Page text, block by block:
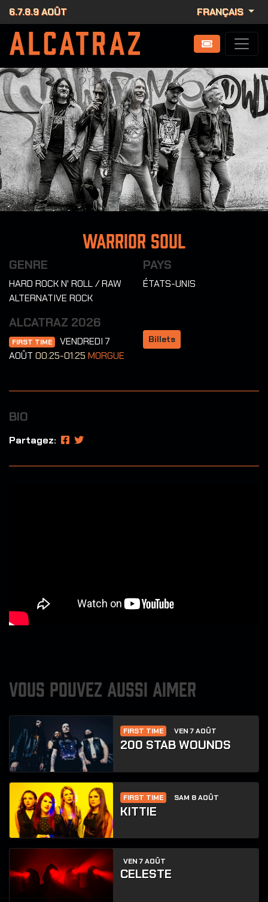
6.7.8.9 AOÛT FRANÇAIS
Warrior Soul
GENRE
HARD ROCK N' ROLL / RAW
ALTERNATIVE ROCK
PAYS
ÉTATS-UNIS
ALCATRAZ 2026
FIRST TIME
VENDREDI 7
AOÛT 00:25-01:25 MORGUE
Billets
BIO
Partagez:
VOUS POUVEZ AUSSI AIMER
FIRST TIME VEN 7 AOÛT
200 STAB WOUNDS
FIRST TIME SAM 8 AOÛT
KITTIE
VEN 7 AOÛT
CELESTE